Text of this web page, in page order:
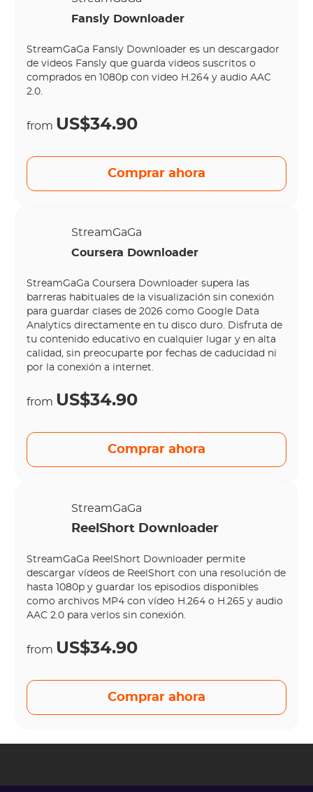
Fansly Downloader
StreamGaGa Fansly Downloader es un descargador
de videos Fansly que guarda videos suscritos o
comprados en 1080p con video H.264 y audio AAC
2.0.
from US$34.90
Comprar ahora
StreamGaGa
Coursera Downloader
StreamGaGa Coursera Downloader supera las
barreras habituales de la visualización sin conexión
para guardar clases de 2026 como Google Data
Analytics directamente en tu disco duro. Disfruta de
tu contenido educativo en cualquier lugar y en alta
calidad, sin preocuparte por fechas de caducidad ni
por la conexión a internet.
from US$34.90
Comprar ahora
StreamGaGa
ReelShort Downloader
StreamGaGa ReelShort Downloader permite
descargar vídeos de ReelShort con una resolución de
hasta 1080p y guardar los episodios disponibles
como archivos MP4 con vídeo H.264 o H.265 y audio
AAC 2.0 para verlos sin conexión.
from US$34.90
Comprar ahora